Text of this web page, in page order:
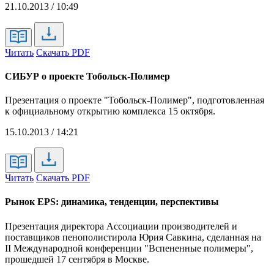
21.10.2013 / 10:49
Читать Скачать PDF
СИБУР о проекте Тобольск-Полимер
Презентация о проекте "Тобольск-Полимер", подготовленная
к официальному открытию комплекса 15 октября.
15.10.2013 / 14:21
Читать Скачать PDF
Рынок EPS: динамика, тенденции, перспективы
Презентация директора Ассоциации производителей и
поставщиков пенополистирола Юрия Савкина, сделанная на
II Международной конференции "Вспененные полимеры",
прошедшей 17 сентября в Москве.